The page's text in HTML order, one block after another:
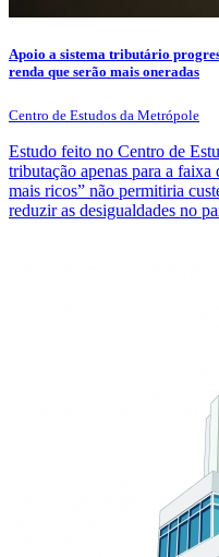
Apoio a sistema tributário
renda que serão mais oneradas
Centro de Estudos da Metrópole
Estudo feito no Centro de
tributação apenas para a faixa
mais ricos” não permitiria
reduzir as desigualdades no